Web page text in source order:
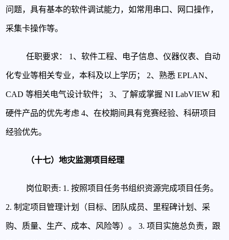
问题，具有基本的软件调试能力，如常用串口、网口操作，
采集卡操作等。
任职要求： 1、软件工程、电子信息、仪器仪表、自动
化专业等相关专业，本科及以上学历；2、熟悉 EPLAN、
CAD 等相关电气设计软件；3、了解或掌握 NI LabVIEW 和
硬件产品的优先考虑4、在校期间具有竞赛经验、科研项目
经验优先。
（十七）地灾监测项目经理
岗位职责: 1. 按照项目任务书组织资源完成项目任务。
2. 制定项目管理计划（目标、团队成员、里程碑计划、采
购、质量、生产、成本、风险等）。3. 项目实施总负责，跟